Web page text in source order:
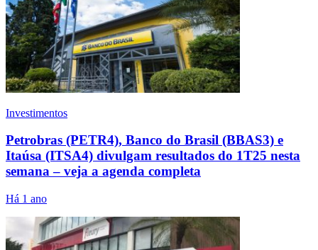
Investimentos
Petrobras (PETR4), Banco do Brasil (BBAS3) e
Itaúsa (ITSA4) divulgam resultados do 1T25 nesta
semana – veja a agenda completa
Há 1 ano